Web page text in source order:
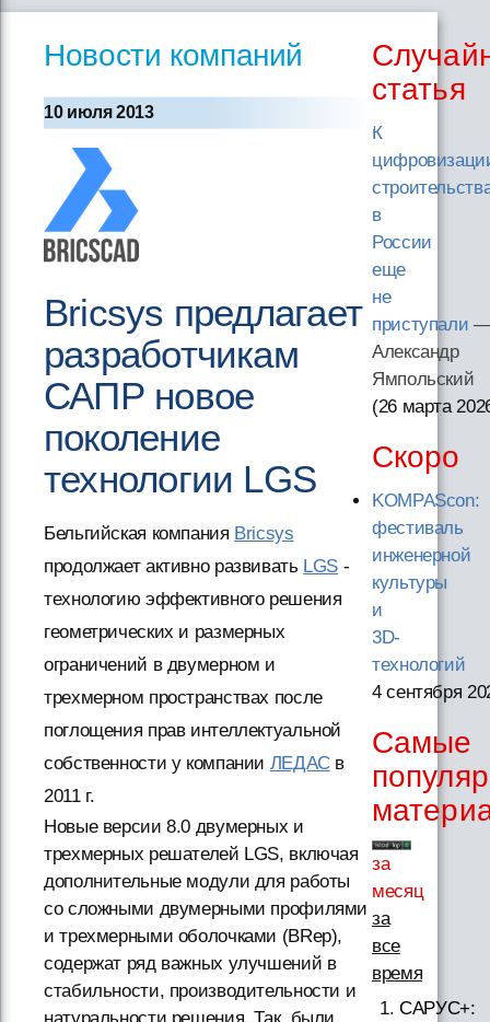
Новости компаний
10 июля 2013
Bricsys предлагает
разработчикам
САПР новое
поколение
технологии LGS
Бельгийская компания Bricsys
продолжает активно развивать LGS -
технологию эффективного решения
геометрических и размерных
ограничений в двумерном и
трехмерном пространствах после
поглощения прав интеллектуальной
собственности у компании ЛЕДАСв
2011 г.
Новые версии 8.0 двумерных и
трехмерных решателей LGS, включая
дополнительные модули для работы
со сложными двумерными профилями
и трехмерными оболочками (BRep),
содержат ряд важных улучшений в
стабильности, производительности и
статья
К
в
России
еще
не
приступали
Александр
Ямпольский
(26 марта
Скоро
KOMPAScon:
фестиваль
инженерной
культуры
и
3D-
технологий
4 сентября
Самые
за
месяц
за
все
время
САРУС+: